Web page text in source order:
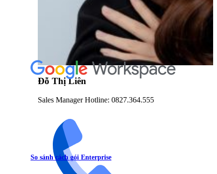
Đỗ Thị Liên
Sales Manager Hotline: 0827.364.555
So sánh cách gói Enterprise